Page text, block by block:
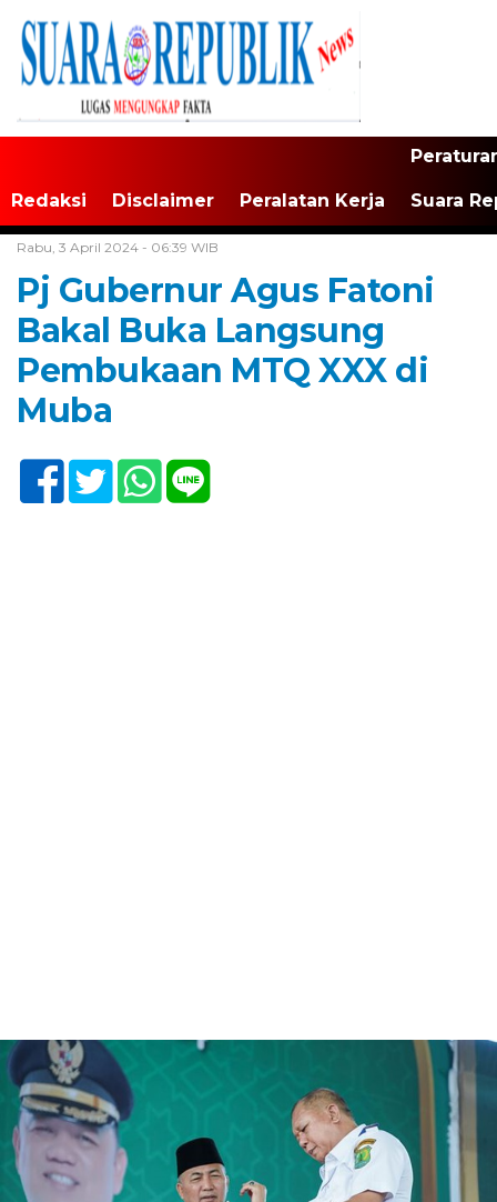
Redaksi Disclaimer Peralatan Kerja Suara
Rabu, 3 April 2024 - 06:39 WIB
Pj Gubernur Agus Fatoni
Bakal Buka Langsung
Pembukaan MTQ XXX di
Muba